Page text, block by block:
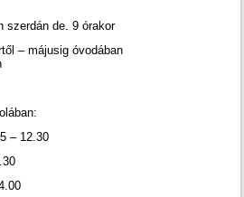
de. 9 órakor
májusig óvodában
– 12.30